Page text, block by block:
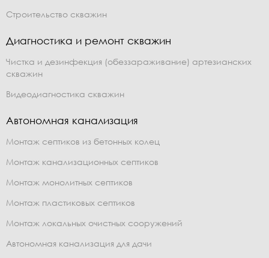
Строительство скважин
Диагностика и ремонт скважин
Чистка и дезинфекция (обеззараживание) артезианских
скважин
Видеодиагностика скважин
Автономная канализация
Монтаж септиков из бетонных колец
Монтаж канализационных септиков
Монтаж монолитных септиков
Монтаж пластиковых септиков
Монтаж локальных очистных сооружений
Автономная канализация для дачи